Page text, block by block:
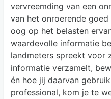
vervreemding van een
van het onroerende
oog op het belasten
waardevolle informatie
landmeters spreekt voor
informatie verzamelt,
én hoe jij daarvan
professional, kom je te